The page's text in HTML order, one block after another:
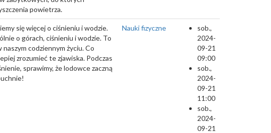
powietrza.
się więcej o ciśnieniu i wodzie.
o górach, ciśnieniu i wodzie. To
codziennym życiu. Co
zrozumieć te zjawiska. Podczas
sprawimy, że lodowce zaczną
Nauki fizyczne
sob.,
2024-
09-21
09:00
sob.,
2024-
09-21
11:00
sob.,
2024-
09-21